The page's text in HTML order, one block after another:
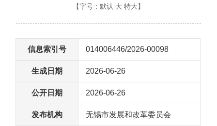
【字号： 默认 大 特大 】
信息索引号 014006446/2026-00098
生成日期 2026-06-26
公开日期 2026-06-26
发布机构 无锡市发展和改革委员会